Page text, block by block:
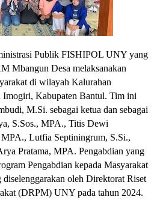
Publik FISHIPOL UNY yang
Mbangun Desa melaksanakan
di wilayah Kalurahan
Imogiri, Kabupaten Bantul. Tim ini
M.Si. sebagai ketua dan sebagai
S.Sos., MPA., Titis Dewi
Lutfia Septiningrum, S.Si.,
Pratama, MPA. Pengabdian yang
Pengabdian kepada Masyarakat
oleh Direktorat Riset
(DRPM) UNY pada tahun 2024.